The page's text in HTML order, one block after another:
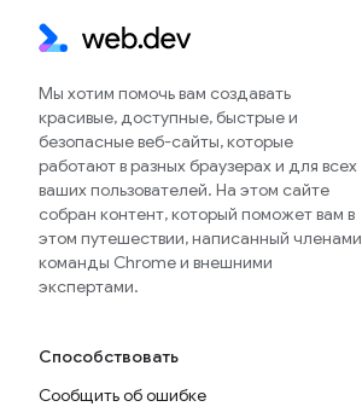
Мы хотим помочь вам создавать
красивые, доступные, быстрые и
безопасные веб-сайты, которые
работают в разных браузерах и для всех
ваших пользователей. На этом сайте
собран контент, который поможет вам в
этом путешествии, написанный членами
команды Chrome и внешними
экспертами.
Способствовать
Сообщить об ошибке